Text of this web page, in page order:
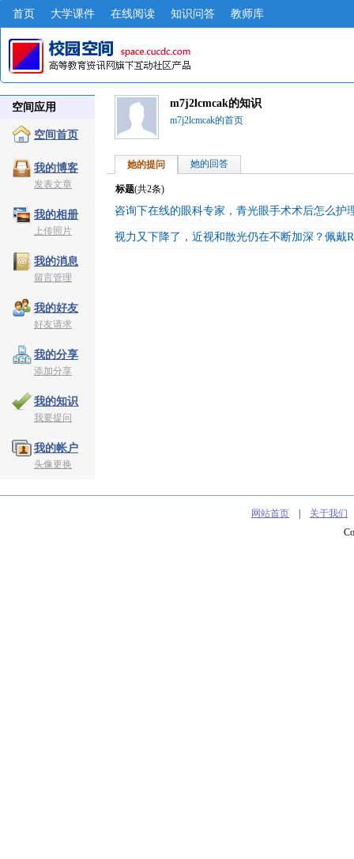
首页 大学课件 在线阅读 知识问答 教师库
空间应用
空间首页
我的博客
发表文章
我的相册
上传照片
我的消息
留言管理
我的好友
好友请求
我的分享
添加分享
我的知识
我要提问
我的帐户
头像更换
m7j2lcmcak的知识
m7j2lcmcak的首页
她的提问 她的回答
标题(共2条)
咨询下在线的眼科专家，青光眼手术术后怎么护
视力又下降了，近视和散光仍在不断加深？佩戴
网站首页 关于我们